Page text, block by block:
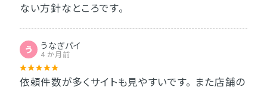
ない方針なところです。
う うなぎパイ
4 か月前
依頼件数が多くサイトも見やすいです。 また店舗の